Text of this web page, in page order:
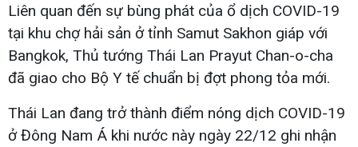
Liên quan đến sự bùng phát của ổ dịch COVID-19
tại khu chợ hải sản ở tỉnh Samut Sakhon giáp với
Bangkok, Thủ tướng Thái Lan Prayut Chan-o-cha
đã giao cho Bộ Y tế chuẩn bị đợt phong tỏa mới.
Thái Lan đang trở thành điểm nóng dịch COVID-19
ở Đông Nam Á khi nước này ngày 22/12 ghi nhận